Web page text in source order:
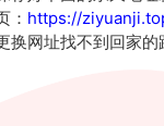
自网络收集整理，仅作
： https://
换网址找不到回家的